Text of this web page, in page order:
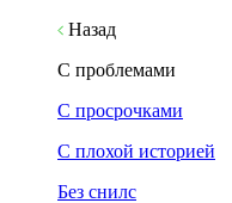
Назад
С проблемами
С просрочками
С плохой историей
Без снилс